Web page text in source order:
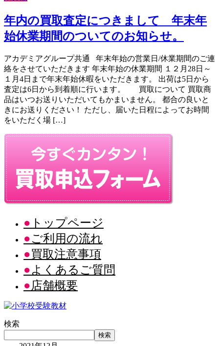
年内の買取査定につきまして 年末年
始休業期間のついてのお知らせ。
アカデミアグループ共通 年末年始の営業日/休業期間のご連
絡をさせていただきます 年末年始の休業期間 １２月28日～
１月4日まで年末年始休暇をいただきます。 出荷は5日から
査定は6日から到着順に行います。 買取について 買取商
品はいつお送りいただいてもかまいません。 都合の良いと
きにお送りください！ ただし、届いた日程によってお時間
をいただく場 […]
トップページ
ご利用の流れ
買取注意事項
よくあるご質問
店舗概要
検索
検索